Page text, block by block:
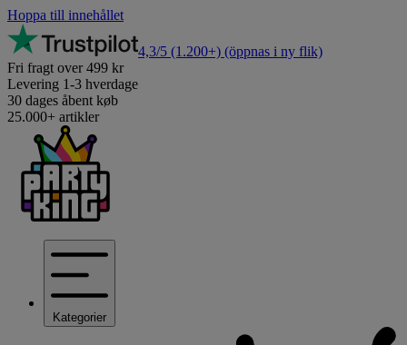
Hoppa till innehållet
4,3/5 (1.200+) (öppnas i ny flik)
Fri fragt over 499 kr
Levering 1-3 hverdage
30 dages åbent køb
25.000+ artikler
Kategorier